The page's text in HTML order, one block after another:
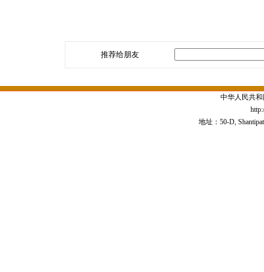
推荐给朋友
中华人民共
地址：50-D,